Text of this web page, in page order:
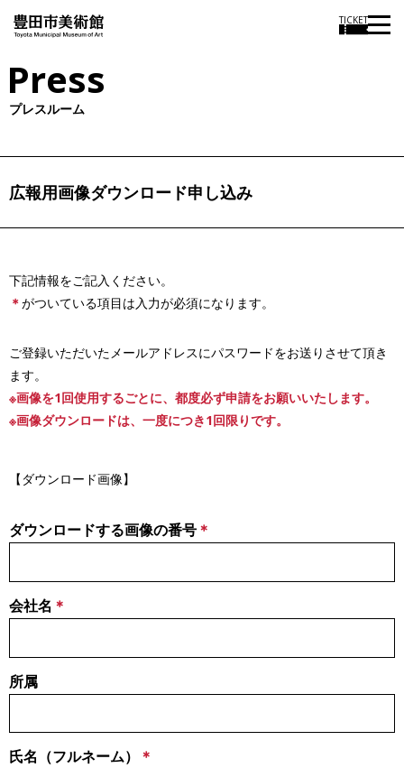
TICKET
Press
プレスルーム
広報用画像ダウンロード申し込み
下記情報をご記入ください。
＊がついている項目は入力が必須になります。
ご登録いただいたメールアドレスにパスワードをお送りさせて頂き
ます。
※画像を1回使用するごとに、都度必ず申請をお願いいたします。
※画像ダウンロードは、一度につき1回限りです。
【ダウンロード画像】
ダウンロードする画像の番号
会社名
所属
氏名（フルネーム）